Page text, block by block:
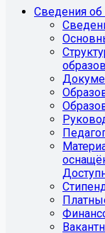
Сведения об